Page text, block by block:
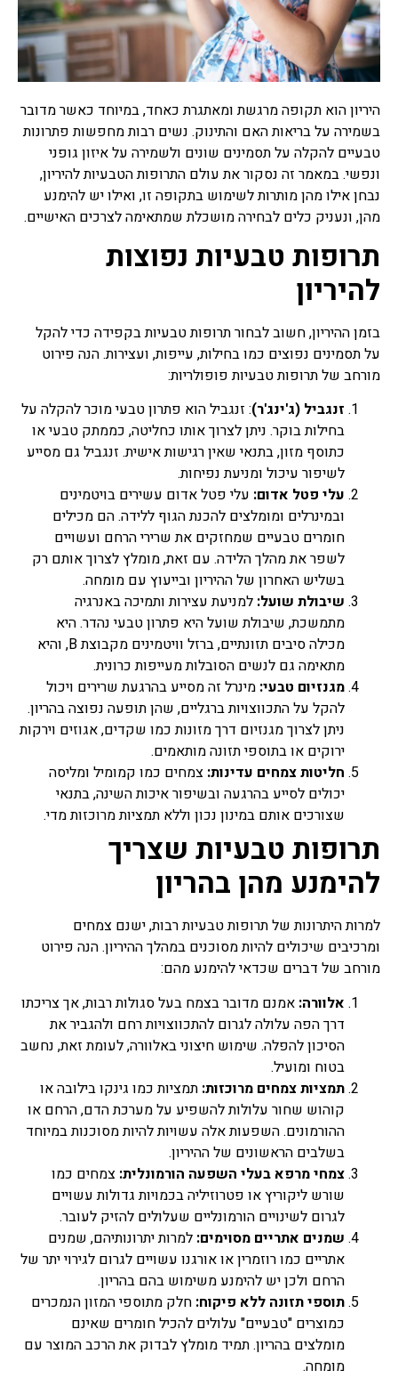
רפואה סינית
תרופות סבתא
לרפואה עממית על פי מסורת
רבת שנים שעברה מאם לבת,
מיוחסות למזון, חומרים
למריחה וסוגי טיפולים שונים,
ישנן תרופות סבתא שעובדות
ואפילו נבדקו מחקרית וישנן
תרופות סבתא שעובדות פחות
מסוכנות.
צמחי מרפא זה שם כולל לכל
הצמחים או חלק מצמח העלים,
זרעים, שורשים, פרחים,
קליפות, המשמשים כתרופות
מרפא נמכרות בצורות שונות
בצורה טבעית, מיובשים,
תמציות, טבליות, כמוסות,
אבקות, תה.
פרחי באך
כל השיטות של טיפול
בתמציות פרחים או טיפות
שמהם מושתתת הנחת היסוד
שלכל מחלה קיים המקור
פחות מהרובד הרפואי, טיפול
בפרחי באך או יותר נכון, לרוב
אפשר לומר בתמציות פרחי
באך ולפעמים ניתן גם לומר
בפרחי באך תמציות נועד
לטפל בעיקר בבעיות קשב
וריכוז, היפר אקטיביות, מתחים
וחרדות, בעיות פוסט
טראומטיות ועוד בעיות רגשיות
אחרות בעיקר.
היריון הוא תקופה מרגשת ומאתגרת כאחד, במיוחד כאשר מדובר
בשמירה על בריאות האם והתינוק. נשים רבות מחפשות פתרונות
טבעיים להקלה על תסמינים שונים ולשמירה על איזון גופני
ונפשי. במאמר זה נסקור את עולם התרופות הטבעיות להיריון,
נבחן אילו מהן מותרות לשימוש בתקופה זו, ואילו יש להימנע
מהן, ונעניק כלים לבחירה מושכלת שמתאימה לצרכים האישיים.
תרופות טבעיות נפוצות
להיריון
בזמן ההיריון, חשוב לבחור תרופות טבעיות בקפידה כדי להקל
על תסמינים נפוצים כמו בחילות, עייפות, ועצירות. הנה פירוט
מורחב של תרופות טבעיות פופולריות:
זנגביל (ג'ינג'ר): זנגביל הוא פתרון טבעי מוכר להקלה על
בחילות בוקר. ניתן לצרוך אותו כחליטה, כממתק טבעי או
כתוסף מזון, בתנאי שאין רגישות אישית. זנגביל גם מסייע
לשיפור עיכול ומניעת נפיחות.
עלי פטל אדום: עלי פטל אדום עשירים בויטמינים
ובמינרלים ומומלצים להכנת הגוף ללידה. הם מכילים
חומרים טבעיים שמחזקים את שרירי הרחם ועשויים
לשפר את מהלך הלידה. עם זאת, מומלץ לצרוך אותם רק
בשליש האחרון של ההיריון ובייעוץ עם מומחה.
שיבולת שועל: למניעת עצירות ותמיכה באנרגיה
מתמשכת, שיבולת שועל היא פתרון טבעי נהדר. היא
מכילה סיבים תזונתיים, ברזל וויטמינים מקבוצת B, והיא
מתאימה גם לנשים הסובלות מעייפות כרונית.
מגנזיום טבעי: מינרל זה מסייע בהרגעת שרירים ויכול
להקל על התכווצויות ברגליים, שהן תופעה נפוצה בהריון.
ניתן לצרוך מגנזיום דרך מזונות כמו שקדים, אגוזים וירקות
ירוקים או בתוספי תזונה מותאמים.
חליטות צמחים עדינות: צמחים כמו קמומיל ומליסה
יכולים לסייע בהרגעה ובשיפור איכות השינה, בתנאי
שצורכים אותם במינון נכון וללא תמציות מרוכזות מדי.
תרופות טבעיות שצריך
להימנע מהן בהריון
למרות היתרונות של תרופות טבעיות רבות, ישנם צמחים
ומרכיבים שיכולים להיות מסוכנים במהלך ההיריון. הנה פירוט
מורחב של דברים שכדאי להימנע מהם:
אלוורה: אמנם מדובר בצמח בעל סגולות רבות, אך צריכתו
דרך הפה עלולה לגרום להתכווצויות רחם ולהגביר את
הסיכון להפלה. שימוש חיצוני באלוורה, לעומת זאת, נחשב
בטוח ומועיל.
תמציות צמחים מרוכזות: תמציות כמו גינקו בילובה או
קוהוש שחור עלולות להשפיע על מערכת הדם, הרחם או
ההורמונים. השפעות אלה עשויות להיות מסוכנות במיוחד
בשלבים הראשונים של ההיריון.
צמחי מרפא בעלי השפעה הורמונלית: צמחים כמו
שורש ליקוריץ או פטרוזיליה בכמויות גדולות עשויים
לגרום לשינויים הורמונליים שעלולים להזיק לעובר.
שמנים אתריים מסוימים: למרות יתרונותיהם, שמנים
אתריים כמו רוזמרין או אורגנו עשויים לגרום לגירוי יתר של
הרחם ולכן יש להימנע משימוש בהם בהריון.
תוספי תזונה ללא פיקוח: חלק מתוספי המזון הנמכרים
כמוצרים "טבעיים" עלולים להכיל חומרים שאינם
מומלצים בהריון. תמיד מומלץ לבדוק את הרכב המוצר עם
מומחה.